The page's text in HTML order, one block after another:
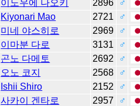
이노우에 나오키 2896
♂
Kiyonari Mao 2721
♂
미네 야스히로 2969
♂
이마분 다로 3131
♂
곤노 다메토 2692
♂
오노 코지 2568
♂
Ishii Shiro 2152
♂
사카이 겐타로 2957
♂